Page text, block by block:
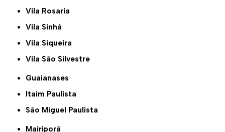
Vila Rosaria
Vila Sinhá
Vila Siqueira
Vila São Silvestre
Guaianases
Itaim Paulista
São Miguel Paulista
Mairiporã